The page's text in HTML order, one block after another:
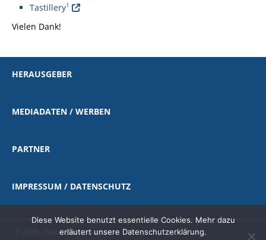
Tastillery1
Vielen Dank!
HERAUSGEBER
MEDIADATEN / WERBEN
PARTNER
IMPRESSUM / DATENSCHUTZ
© 2026 - Spirituosen-Journal.de
Diese Website benutzt essentielle Cookies. Mehr dazu
erläutert unsere Datenschutzerklärung.